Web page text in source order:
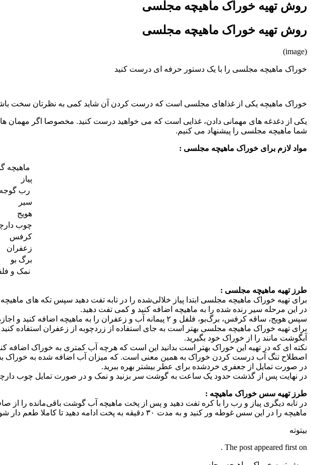
روش تهیه خوراک ماهیچه مجلسی
روش تهیه خوراک ماهیچه مجلسی
(image)
خوراک ماهیچه مجلسی را با یک دستور حرفه ای درست کنید
خوراک ماهیچه یکی از غذاهای مجلسی است که درست کردن آن شاید کمی به نظرتان سخت
یکی از دغدغه های مهمانی دادن، غذایی است که می خواهید درست کنید. مخصوصا اگر مهمان های
شما ماهیچه مجلسی را پیشنهاد می کنیم.
مواد لازم برای خوراک ماهیچه مجلسی :
ماهیچه
پیاز
رب
سیر
هویج
چوب
کرفس
زعفران
برگ بو
نمک و
طرز تهیه ماهیچه مجلسی :
برای تهیه خوراک ماهیچه مجلسی ابتدا پیاز خلالی‌شده را در تابه تفت دهید سپس تکه های
در این مرحله سیر رنده شده را به ماهیچه اضافه کنید و کمی تفت دهید.
سپس هویج، ساقه کرفس، برگ‌بو، فلفل و ۲ پیمانه آب و زعفران را به ماهیچه اضافه کنید و اجازه دهید تا با حرارت خیلی کم آرام پز شود.
برای تهیه خوراک ماهیچه مجلسی بهتر است به جای استفاده از زردچوبه از زعفران استفاده
آبگوشت‌ مانند را از خوراک خود بگیرید.
نکته ای که در تهیه این خوراک بهتر است بدانید این است که هرچه آب کمتری به خوراک اضافه
اصطلاح تنگ آب درست کردن خوراک به همین معنی‌ است. که میزان آب اضافه شده به خوراک
در صورت تمایل از جعفری خرد‌شده برای عطر بیشتر بهره ببرید.
در نهایت پس از گذشت حدود یک ساعت به گوشت سر بزنید و نمک و در صورت تمایل چوب
طرز تهیه سس خوراک ماهیچه :
در تابه دیگری پیاز و رب را با کره تفت دهید و پس از پخت ماهیچه آب گوشت باقی‌مانده را
ماهیچه را در این سس غوطه ور کنید و به مدت ۳۰ دقیقه به پخت ادامه دهید تا کاملا طعم دار شود.
بیتوته
The post appeared first on .